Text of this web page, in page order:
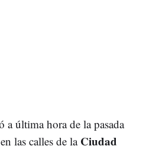
a última hora de la pasada
las calles de la Ciudad